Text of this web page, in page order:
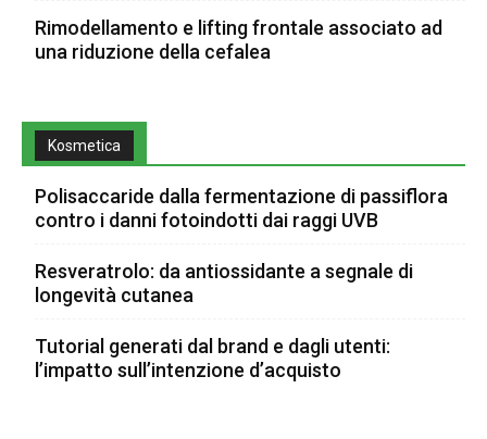
Rimodellamento e lifting frontale associato ad
una riduzione della cefalea
Kosmetica
Polisaccaride dalla fermentazione di passiflora
contro i danni fotoindotti dai raggi UVB
Resveratrolo: da antiossidante a segnale di
longevità cutanea
Tutorial generati dal brand e dagli utenti:
l’impatto sull’intenzione d’acquisto